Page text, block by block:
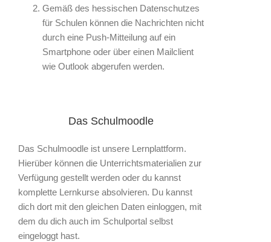
Gemäß des hessischen Datenschutzes
für Schulen können die Nachrichten nicht
durch eine Push-Mitteilung auf ein
Smartphone oder über einen Mailclient
wie Outlook abgerufen werden.
Das Schulmoodle
Das Schulmoodle ist unsere Lernplattform.
Hierüber können die Unterrichtsmaterialien zur
Verfügung gestellt werden oder du kannst
komplette Lernkurse absolvieren. Du kannst
dich dort mit den gleichen Daten einloggen, mit
dem du dich auch im Schulportal selbst
eingeloggt hast.